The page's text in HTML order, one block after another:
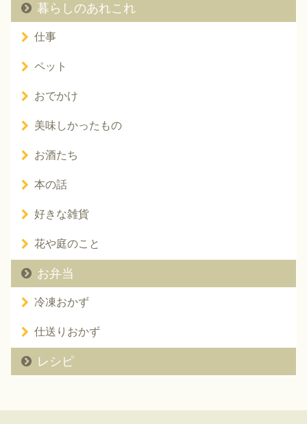
暮らしのあれこれ
仕事
ペット
おでかけ
美味しかったもの
お酒たち
本の話
好きな雑貨
花や庭のこと
お弁当
冷凍おかず
仕送りおかず
レシピ